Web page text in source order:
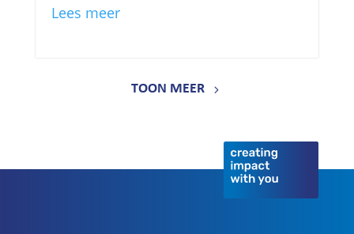
Lees meer
TOON MEER